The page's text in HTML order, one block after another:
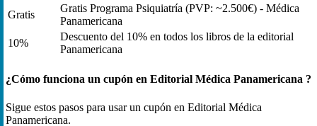
Gratis
Gratis Programa Psiquiatría (PVP: ~2.500€) - Médica
Panamericana
10%
Descuento del 10% en todos los libros de la editorial
Panamericana
¿Cómo funciona un cupón en Editorial Médica Panamericana ?
Sigue estos pasos para usar un cupón en Editorial Médica
Panamericana.